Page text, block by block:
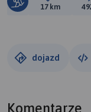
Długość
17 km
dojazd
Komentarze